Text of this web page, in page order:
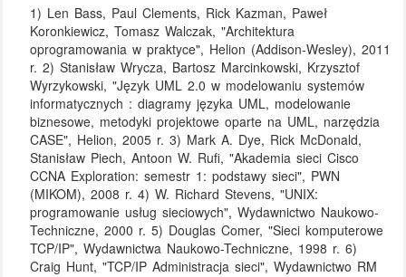
1) Len Bass, Paul Clements, Rick Kazman, Paweł
Koronkiewicz, Tomasz Walczak, "Architektura
oprogramowania w praktyce", Helion (Addison-Wesley), 2011
r. 2) Stanisław Wrycza, Bartosz Marcinkowski, Krzysztof
Wyrzykowski, "Język UML 2.0 w modelowaniu systemów
informatycznych : diagramy języka UML, modelowanie
biznesowe, metodyki projektowe oparte na UML, narzędzia
CASE", Helion, 2005 r. 3) Mark A. Dye, Rick McDonald,
Stanisław Piech, Antoon W. Rufi, "Akademia sieci Cisco
CCNA Exploration: semestr 1: podstawy sieci", PWN
(MIKOM), 2008 r. 4) W. Richard Stevens, "UNIX:
programowanie usług sieciowych", Wydawnictwo Naukowo-
Techniczne, 2000 r. 5) Douglas Comer, "Sieci komputerowe
TCP/IP", Wydawnictwa Naukowo-Techniczne, 1998 r. 6)
Craig Hunt, "TCP/IP Administracja sieci", Wydawnictwo RM